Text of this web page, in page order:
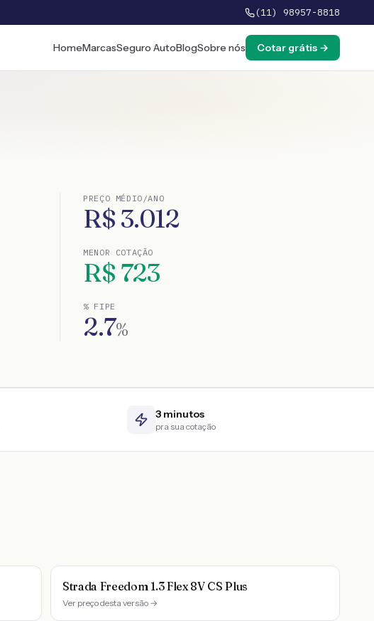
(11) 98957-8818
HomeMarcasSeguro AutoBlogSobre nós Cotar grátis →
PREÇO MÉDIO/ANO
R$ 3.012
MENOR COTAÇÃO
R$ 723
% FIPE
2.7%
3 minutos
pra sua cotação
Strada Freedom 1.3 Flex 8V CS Plus
Ver preço desta versão →